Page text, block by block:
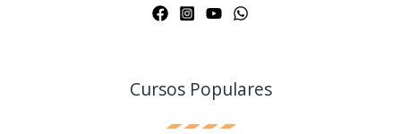
Cursos Populares